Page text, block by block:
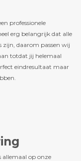
professionele
erg belangrijk dat alle
zijn, daarom passen wij
totdat jij helemaal
eindresultaat maar
allemaal op onze